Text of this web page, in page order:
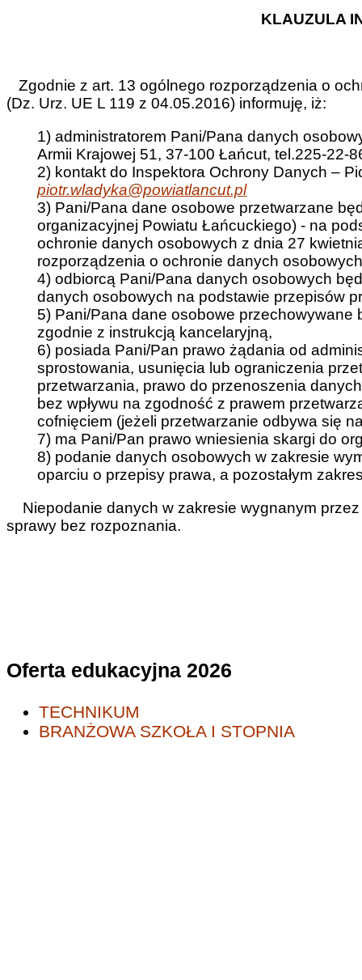
KLAUZULA
Zgodnie z art. 13 ogólnego rozporządzenia o
(Dz. Urz. UE L 119 z 04.05.2016) informuję, iż:
1) administratorem Pani/Pana danych
Armii Krajowej 51, 37-100 Łańcut, tel.225-22-
2) kontakt do Inspektora Ochrony Danych –
piotr.wladyka@powiatlancut.pl
3) Pani/Pana dane osobowe przetwarzane
organizacyjnej Powiatu Łańcuckiego) - na
ochronie danych osobowych z dnia 27
rozporządzenia o ochronie danych
4) odbiorcą Pani/Pana danych osobowych
danych osobowych na podstawie przepisów
5) Pani/Pana dane osobowe
zgodnie z instrukcją kancelaryjną,
6) posiada Pani/Pan prawo żądania od
sprostowania, usunięcia lub ograniczenia
przetwarzania, prawo do przenoszenia
bez wpływu na zgodność z prawem
cofnięciem (jeżeli przetwarzanie odbywa się
7) ma Pani/Pan prawo wniesienia skargi do
8) podanie danych osobowych w zakresie
oparciu o przepisy prawa, a pozostałym
Niepodanie danych w zakresie wygnanym
sprawy bez rozpoznania.
Oferta edukacyjna 2026
TECHNIKUM
BRANŻOWA SZKOŁA I STOPNIA